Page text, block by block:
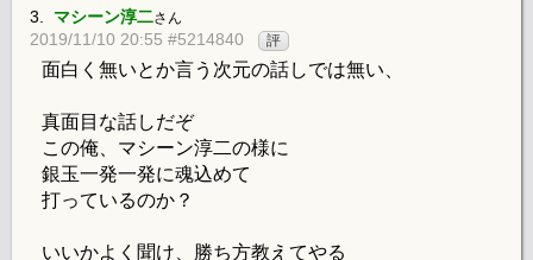
3. マシーン淳二さん
2019/11/10 20:55 #5214840 評
面白く無いとか言う次元の話しでは無い、
真面目な話しだぞ
この俺、マシーン淳二の様に
銀玉一発一発に魂込めて
打っているのか？
いいかよく聞け、勝ち方教えてやる